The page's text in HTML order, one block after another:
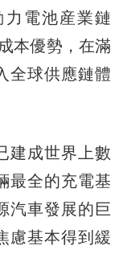
電池産業鏈
本優勢，在滿
全球供應鏈體
成世界上數
最全的充電基
汽車發展的巨
慮基本得到緩